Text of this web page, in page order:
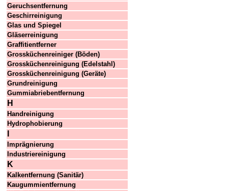
Geruchsentfernung
Geschirreinigung
Glas und Spiegel
Gläserreinigung
Graffitientferner
Grossküchenreiniger (Böden)
Grossküchenreinigung (Edelstahl)
Grossküchenreinigung (Geräte)
Grundreinigung
Gummiabriebentfernung
H
Handreinigung
Hydrophobierung
Imprägnierung
Industriereinigung
K
Kalkentfernung (Sanitär)
Kaugummientfernung